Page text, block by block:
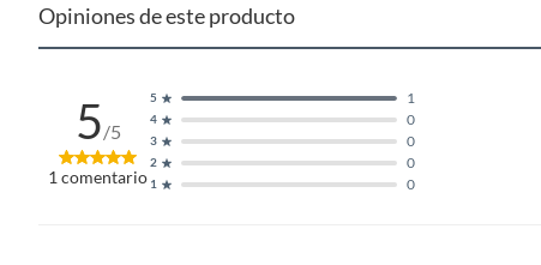
Opiniones de este producto
5/5
1 comentario 1 0
2 0
3 0
4 0
5 1